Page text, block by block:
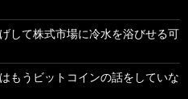
して株式市場に冷水を浴びせる可
もうビットコインの話をしていな